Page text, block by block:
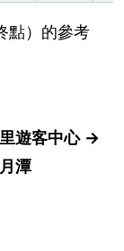
點）的參考
遊客中心 →
潭